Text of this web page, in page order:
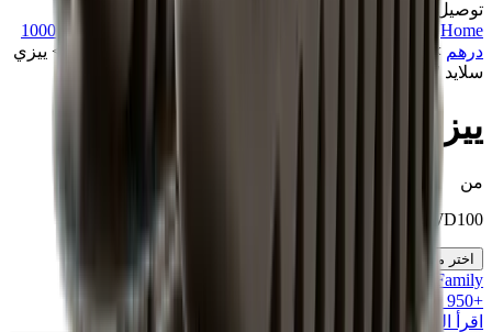
توصيل في نفس اليوم
Home
>
هدايا أقل من 1000
درهم >
> ييزي
سلايد "سوت"
ييزي سلايد "سوت"
من
KWD100
اختر مقاسك
MK Family
+
950
اقرأ المزيد